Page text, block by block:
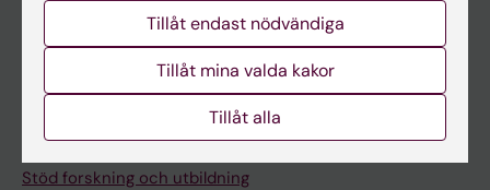
Medarbetarportalen
Universitetsbiblioteket
Stöd forskning och utbildning
Tillåt endast nödvändiga
Tillåt mina valda kakor
Tillåt alla